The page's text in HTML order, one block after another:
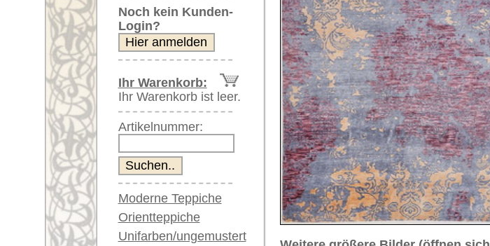
Moderne Teppiche
Orientteppiche
Unifarben/ungemustert
Seidenteppiche
Große Teppiche
(über 300x200 cm)
Sehr große XL Teppiche
(über 400x200 cm)
Riesige XXL Teppiche
(über 600x200 cm)
Läufer / Galerien
Runde & ovale Teppiche
Antike Teppiche
Antike China Teppiche
Blaue Teppiche
Graue Teppiche
Braune Teppiche
Blaue Teppiche
Grüne Teppiche
Rot/pink/flieder/lila
Beige/hell/cremefarben
Weitere größere Bilder (öffnen sich in neuem Fenster)
Bitte klicken Sie auf die kleinen Bilder weiter unten für Bilder in höherer Auflösung
Hauptbild
59745
Linville Transitional™
Ursprungsland:
Indien
Größe:
239 x 175 cm
Alter: neu
Flor:
Wolle
Grundfarbe: grau / Lavendel / beige